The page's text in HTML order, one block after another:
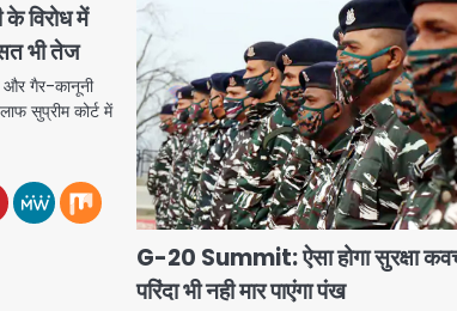
के विरोध में
भी तेज
और गैर-कानूनी
सुप्रीम कोर्ट में
G-20 Summit: ऐसा होगा सुरक्षा
परिंदा भी नही मार पाएंगा पंख